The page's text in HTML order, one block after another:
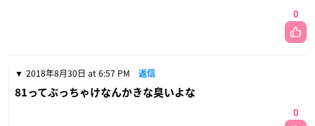
0
2018年8月30日 at 6:57 PM 返信
81ってぶっちゃけなんかきな臭いよな
0